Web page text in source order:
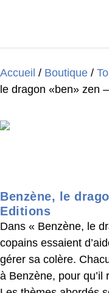
Accueil / Boutique /
le dragon «ben» zen
Benzène, le
Editions
Dans « Benzène, le
copains essaient
gérer sa colère.
à Benzène, pour qu’il